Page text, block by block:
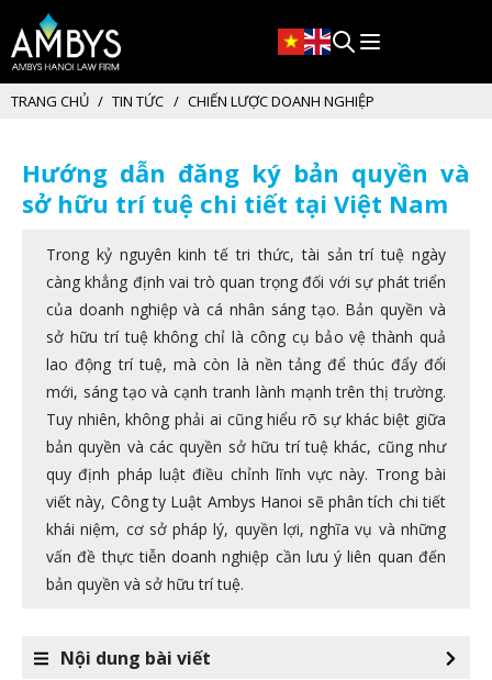
TRANG CHỦ TIN TỨC CHIẾN LƯỢC DOANH NGHIỆP
Hướng dẫn đăng ký bản quyền và
sở hữu trí tuệ chi tiết tại Việt Nam
Trong kỷ nguyên kinh tế tri thức, tài sản trí tuệ ngày
càng khẳng định vai trò quan trọng đối với sự phát triển
của doanh nghiệp và cá nhân sáng tạo. Bản quyền và
sở hữu trí tuệ không chỉ là công cụ bảo vệ thành quả
lao động trí tuệ, mà còn là nền tảng để thúc đẩy đổi
mới, sáng tạo và cạnh tranh lành mạnh trên thị trường.
Tuy nhiên, không phải ai cũng hiểu rõ sự khác biệt giữa
bản quyền và các quyền sở hữu trí tuệ khác, cũng như
quy định pháp luật điều chỉnh lĩnh vực này. Trong bài
viết này, Công ty Luật Ambys Hanoi sẽ phân tích chi tiết
khái niệm, cơ sở pháp lý, quyền lợi, nghĩa vụ và những
vấn đề thực tiễn doanh nghiệp cần lưu ý liên quan đến
bản quyền và sở hữu trí tuệ.
Nội dung bài viết